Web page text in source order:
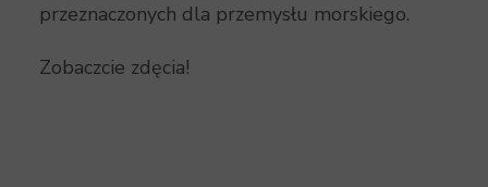
przeznaczonych dla przemysłu morskiego.
Zobaczcie zdęcia!